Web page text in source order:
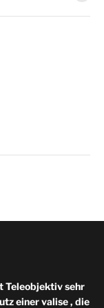
Teleobjektiv sehr
einer valise , die